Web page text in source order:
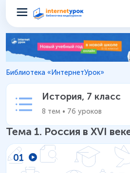
История 7 класс
Библиотека «ИнтернетУрок»
История, 7 класс
8 тем • 76 уроков
Тема 1. Россия в XVI
01